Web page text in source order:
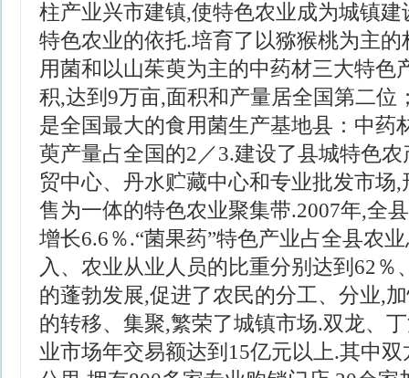
柱产业兴市建镇,使特色农业成为城镇
特色农业的依托.培育了以猕猴桃为主
用菌和以山茱萸为主的中药材三大特色
积,达到9万亩,面积和产量居全国第二位
是全国最大的食用菌生产基地县：中药
萸产量占全国的2／3.建设了县城特色
贸中心、丹水贮藏中心和专业批发市场
售为一体的特色农业聚集带.2007年,全
增长6.6％.“菌果药”特色产业占全县农
入、农业从业人员的比重分别达到62％
的蓬勃发展,促进了农民的分工、分业,
的转移、集聚,繁荣了城镇市场.双龙、
业市场年交易额达到15亿元以上.其中